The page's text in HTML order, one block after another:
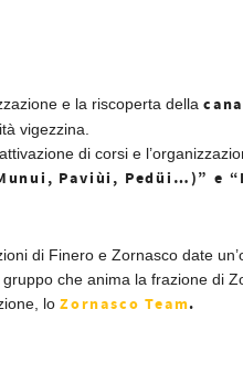
e la riscoperta della
vigezzina.
di corsi e
Paviùi, Pedüi…)” e
di Finero e Zornasco date
che anima la frazione di
lo Zornasco Team.